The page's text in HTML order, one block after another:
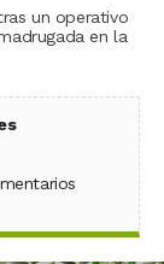
un operativo
en la
X (Twitter)
en WhatsApp